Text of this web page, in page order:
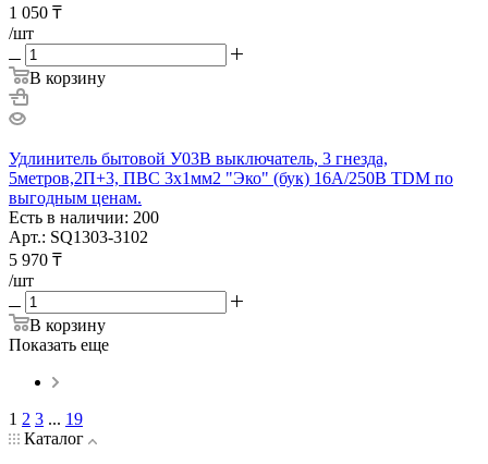
1 050 ₸
/шт
В корзину
Удлинитель бытовой У03В выключатель, 3 гнезда,
5метров,2П+3, ПВС 3х1мм2 "Эко" (бук) 16А/250В TDM по
выгодным ценам.
Есть в наличии: 200
Арт.: SQ1303-3102
5 970 ₸
/шт
В корзину
Показать еще
1 2 3 ... 19
Каталог